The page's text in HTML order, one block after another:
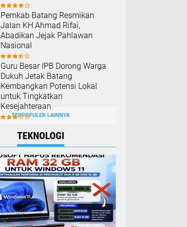
Pemkab Batang Resmikan
Jalan KH Ahmad Rifai,
Abadikan Jejak Pahlawan
Nasional
Guru Besar IPB Dorong Warga
Dukuh Jetak Batang
Kembangkan Potensi Lokal
untuk Tingkatkan
Kesejahteraan
TERPOPULER LAINNYA
TEKNOLOGI